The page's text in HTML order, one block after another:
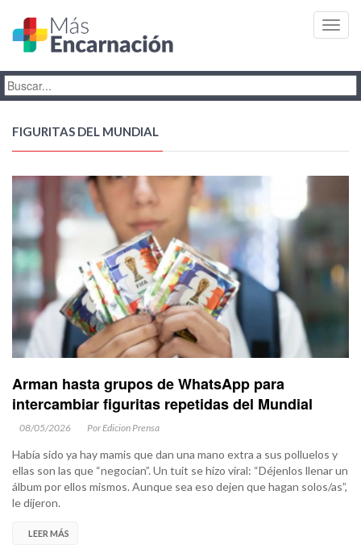
FIGURITAS DEL MUNDIAL
Arman hasta grupos de WhatsApp para
intercambiar figuritas repetidas del Mundial
08/05/2026 Por Edicion Prensa
Había sido ya hay mamis que dan una mano extra a sus polluelos y
ellas son las que “negocian”. Un tuit se hizo viral: “Déjenlos llenar un
álbum por ellos mismos. Aunque sea eso dejen que hagan solos/as”,
le dijeron.
LEER MÁS